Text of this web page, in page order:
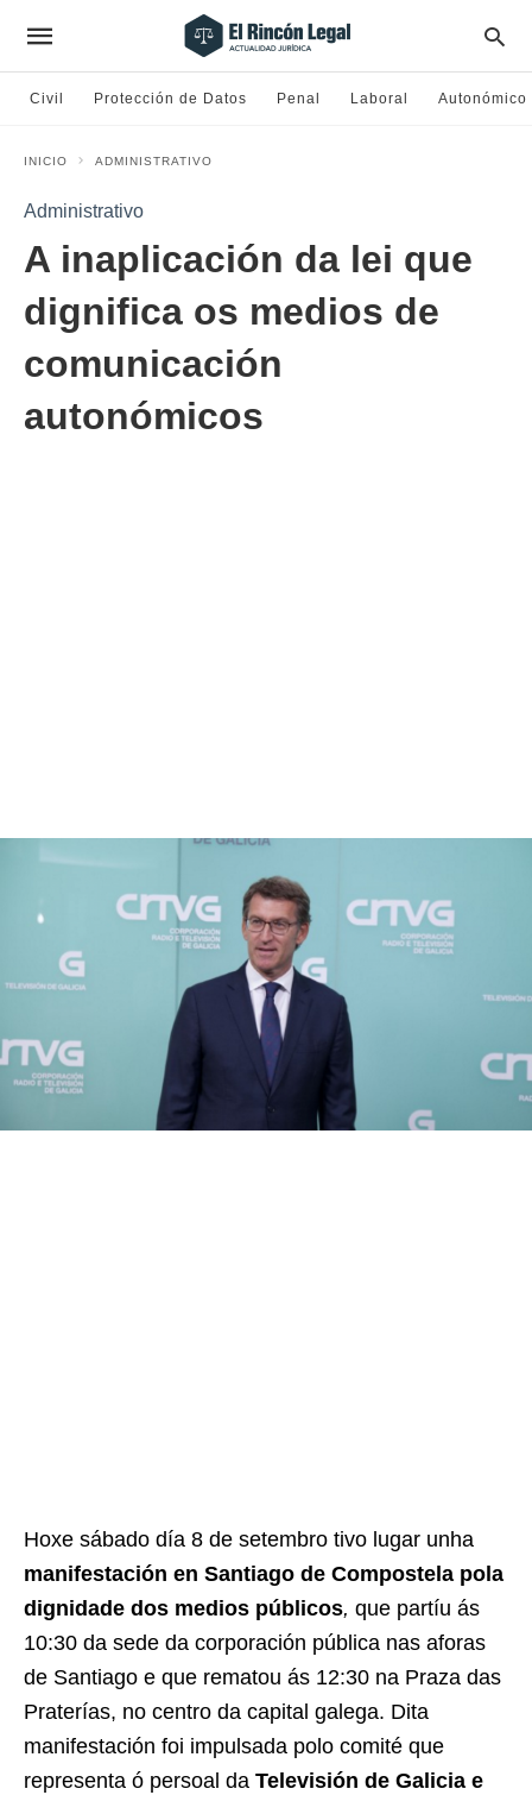
Civil Protección de Datos Penal Laboral Autonómico
INICIO ADMINISTRATIVO
Administrativo
A inaplicación da lei que
dignifica os medios de
comunicación
autonómicos
Hoxe sábado día 8 de setembro tivo lugar unha
manifestación en Santiago de Compostela pola
dignidade dos medios públicos, que partíu ás
10:30 da sede da corporación pública nas aforas
de Santiago e que rematou ás 12:30 na Praza das
Praterías, no centro da capital galega. Dita
manifestación foi impulsada polo comité que
representa ó persoal da Televisión de Galicia e